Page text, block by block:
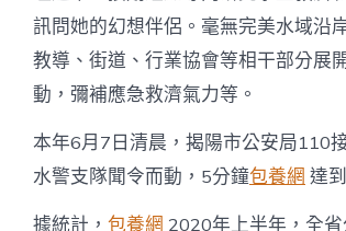
訊問她的幻想伴侶。毫無完美水域沿
教導、街道、行業協會等相干部分展
動，彌補應急救濟氣力等。
本年6月7日清晨，揭陽市公安局110
水警支隊聞令而動，5分鐘包養網 達
據統計， 包養網 2020年上半年，全